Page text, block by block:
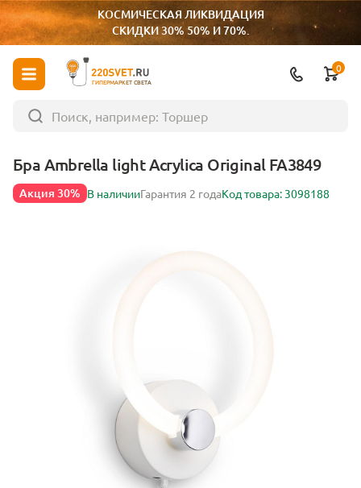
КОСМИЧЕСКАЯ ЛИКВИДАЦИЯ
СКИДКИ 30% 50% И 70%.
ГИПЕРМАРКЕТ СВЕТА
0
Бра Ambrella light Acrylica Original FA3849
Акция 30% В наличииГарантия 2 годаКод товара: 3098188